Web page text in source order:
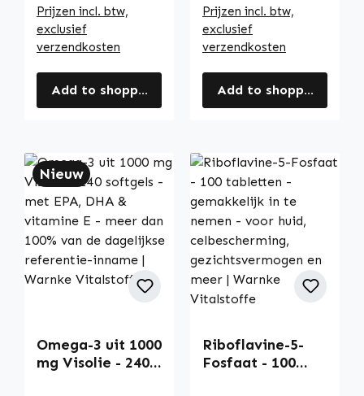
Prijzen incl. btw,
exclusief
verzendkosten
Add to shopping cart
Prijzen incl. btw,
exclusief
verzendkosten
Add to shopping cart
Nieuw
Omega-3 uit 1000
mg Visolie - 240
Riboflavine-5-
Fosfaat - 100